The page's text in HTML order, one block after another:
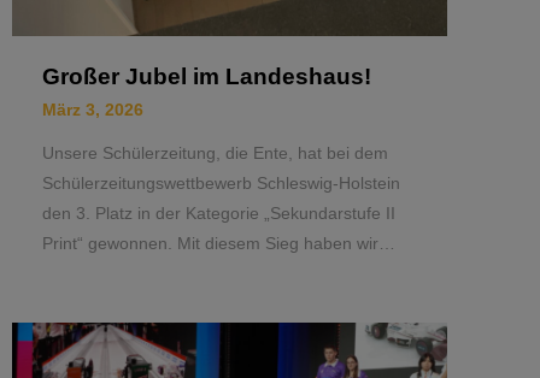
Großer Jubel im Landeshaus!
März 3, 2026
Unsere Schülerzeitung, die Ente, hat bei dem
Schülerzeitungswettbewerb Schleswig-Holstein
den 3. Platz in der Kategorie „Sekundarstufe II
Print“ gewonnen. Mit diesem Sieg haben wir…